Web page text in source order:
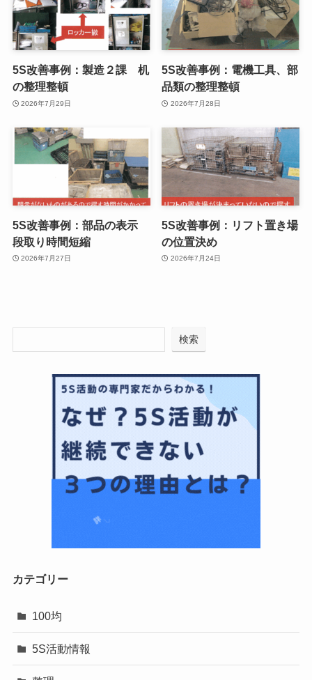
5S改善事例：製造２課 机
の整理整頓
2026年7月29日
5S改善事例：電機工具、部
品類の整理整頓
2026年7月28日
5S改善事例：部品の表示
段取り時間短縮
2026年7月27日
5S改善事例：リフト置き場
の位置決め
2026年7月24日
検索
カテゴリー
100均
5S活動情報